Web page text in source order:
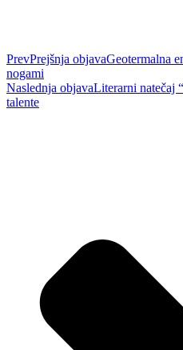
PrevPrejšnja objavaGeotermalna
nogami
Naslednja objavaLiterarni natečaj
talente